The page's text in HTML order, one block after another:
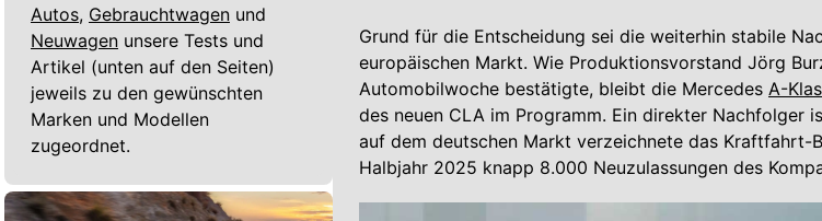
Autos, Gebrauchtwagen und
Neuwagen unsere Tests und
Artikel (unten auf den Seiten)
jeweils zu den gewünschten
Marken und Modellen
zugeordnet.
Grund für die Entscheidung sei die weiterhin stabile
europäischen Markt. Wie Produktionsvorstand Jörg
Automobilwoche bestätigte, bleibt die Mercedes A-
des neuen CLA im Programm. Ein direkter Nachfolger
auf dem deutschen Markt verzeichnete das Kraftfahrt-
Halbjahr 2025 knapp 8.000 Neuzulassungen des